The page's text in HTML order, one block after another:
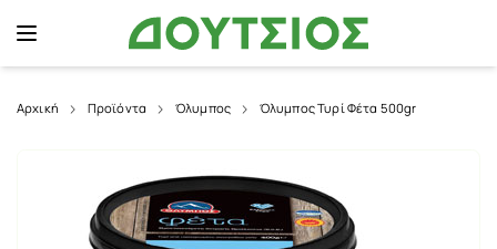
Αρχική Προϊόντα Όλυμπος Όλυμπος Τυρί Φέτα 500gr